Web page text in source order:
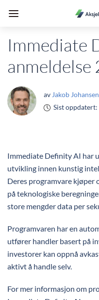
Immediate
anmeldelse
av Jakob Johansen
Sist oppdatert:
Immediate Definity AI har
utvikling innen kunstig
Deres programvare kjøper
på teknologiske
store mengder data per
Programvaren har en
utfører handler basert på
investorer kan oppnå
aktivt å handle selv.
For mer informasjon om